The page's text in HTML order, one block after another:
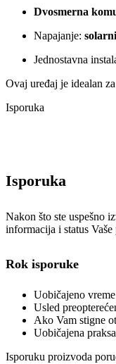
Dvosmerna
Napajanje:
Jednostavna
Ovaj uređaj je idealan
Isporuka
Isporuka
Nakon što ste uspešno
informacija i status
Rok isporuke
Uobičajeno
Usled
Ako Vam stigne
Uobičajena
Isporuku proizvoda